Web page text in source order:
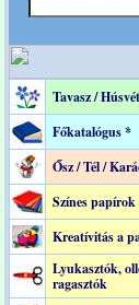
Tavasz /
Főkatalógus *
Ősz / Tél /
Színes papírok
Kreatívitás a
Lyukasztók,
ragasztók